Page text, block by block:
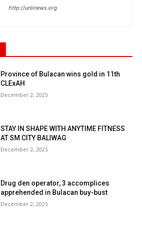
http://unlinews.org
Province of Bulacan wins gold in 11th
CLExAH
December 2, 2025
STAY IN SHAPE WITH ANYTIME FITNESS
AT SM CITY BALIWAG
December 2, 2025
Drug den operator, 3 accomplices
apprehended in Bulacan buy-bust
December 2, 2025